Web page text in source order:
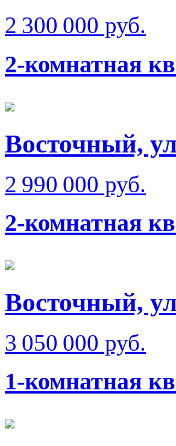
2 300 000 руб.
2-комнатная
Восточный,
2 990 000 руб.
2-комнатная
Восточный,
3 050 000 руб.
1-комнатная